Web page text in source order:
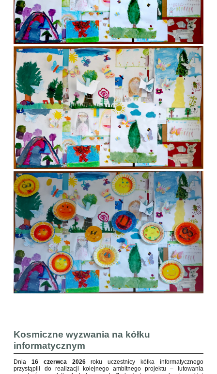
Kosmiczne wyzwania na kółku
informatycznym
Dnia16 czerwca 2026roku uczestnicy kółka informatycznego
przystąpili do realizacji kolejnego ambitnego projektu – lutowania